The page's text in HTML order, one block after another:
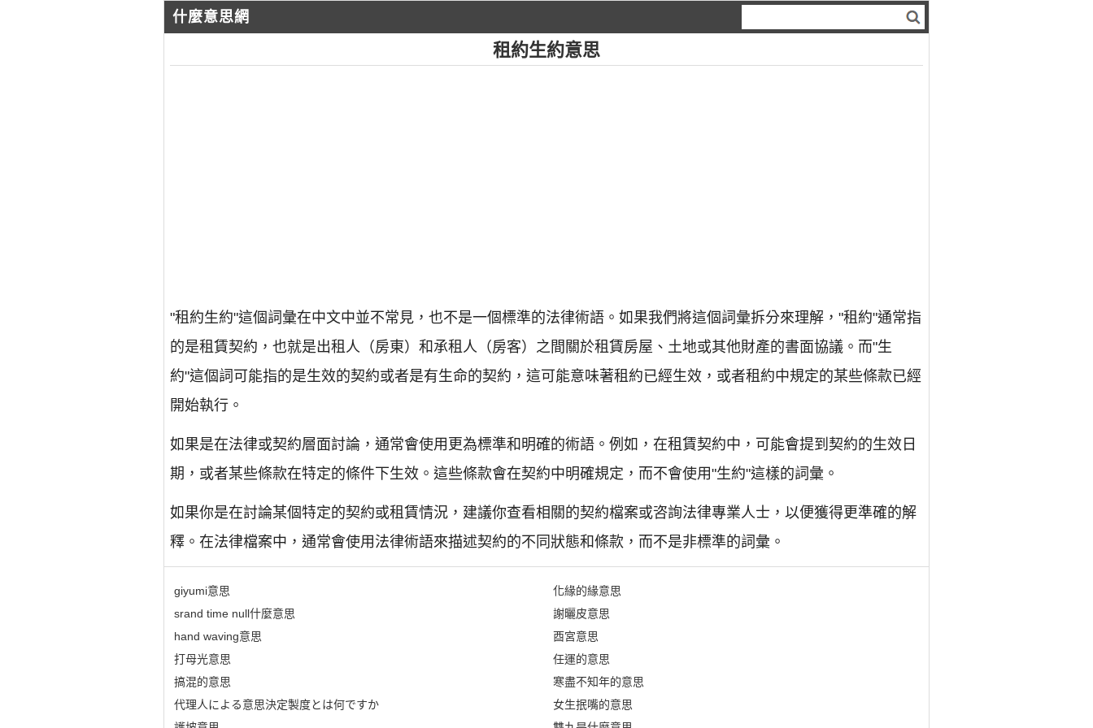
什麼意思網
租約生約意思
"租約生約"這個詞彙在中文中並不常見，也不是一個標準的法律術語。如果我們將這個詞彙拆分來理解，"租約"通常指
的是租賃契約，也就是出租人（房東）和承租人（房客）之間關於租賃房屋、土地或其他財產的書面協議。而"生
約"這個詞可能指的是生效的契約或者是有生命的契約，這可能意味著租約已經生效，或者租約中規定的某些條款已經
開始執行。
如果是在法律或契約層面討論，通常會使用更為標準和明確的術語。例如，在租賃契約中，可能會提到契約的生效日
期，或者某些條款在特定的條件下生效。這些條款會在契約中明確規定，而不會使用"生約"這樣的詞彙。
如果你是在討論某個特定的契約或租賃情況，建議你查看相關的契約檔案或咨詢法律專業人士，以便獲得更準確的解
釋。在法律檔案中，通常會使用法律術語來描述契約的不同狀態和條款，而不是非標準的詞彙。
giyumi意思
srand time null什麼意思
hand waving意思
打母光意思
搞混的意思
代理人による意思決定製度とは何ですか
化緣的緣意思
謝曬皮意思
酉宮意思
任運的意思
寒盡不知年的意思
女生抿嘴的意思